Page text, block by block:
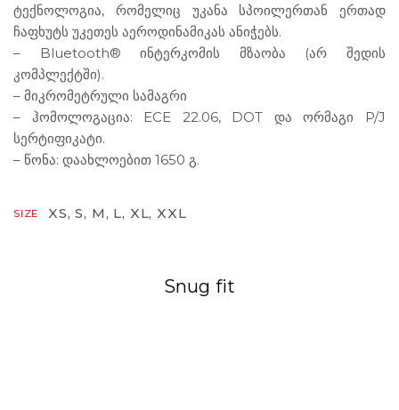
ტექნოლოგია, რომელიც უკანა სპოილერთან ერთად
ჩაფხუტს უკეთეს აეროდინამიკას ანიჭებს.
– Bluetooth® ინტერკომის მზაობა (არ შედის
კომპლექტში).
– მიკრომეტრული სამაგრი
– ჰომოლოგაცია: ECE 22.06, DOT და ორმაგი P/J
სერტიფიკატი.
– წონა: დაახლოებით 1650 გ.
SIZE XS, S, M, L, XL, XXL
Snug fit